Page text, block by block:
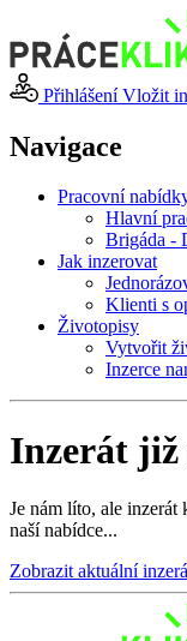
PřihlášeníVložit
Navigace
Pracovní
Hlavní
Brigáda -
Jak inzerovat
Klienti s
Životopisy
Vytvořit
Inzerce
Inzerát již
Je nám líto, ale inzerát
naší nabídce...
Zobrazit aktuální